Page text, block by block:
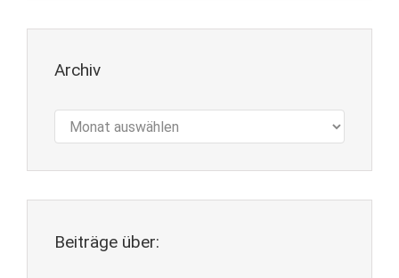
Archiv
Beiträge über: